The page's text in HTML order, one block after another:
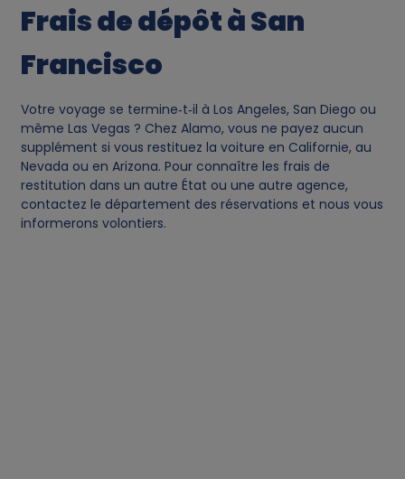
Frais de dépôt à San
Francisco
Votre voyage se termine‑t‑il à Los Angeles, San Diego ou
même Las Vegas ? Chez Alamo, vous ne payez aucun
supplément si vous restituez la voiture en Californie, au
Nevada ou en Arizona. Pour connaître les frais de
restitution dans un autre État ou une autre agence,
contactez le département des réservations et nous vous
informerons volontiers.